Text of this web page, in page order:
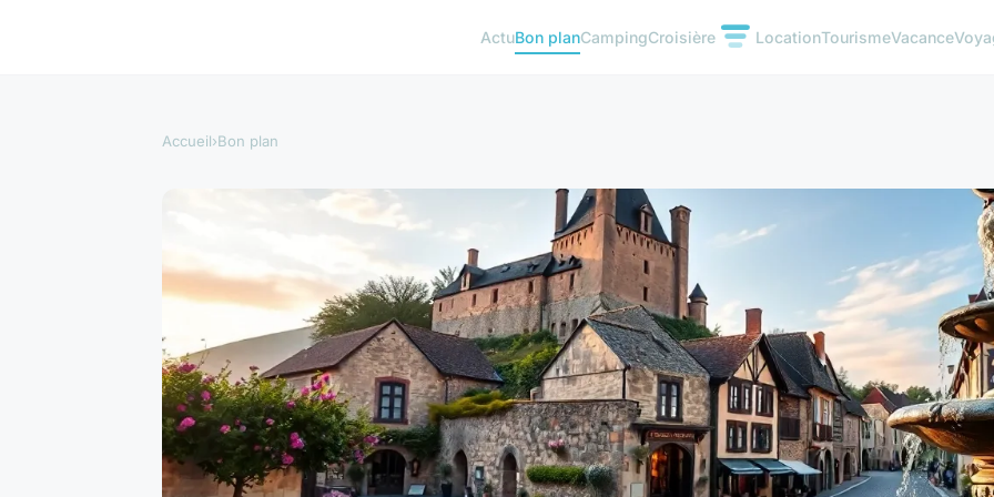
ActuBon planCampingCroisière LocationTourismeVacance
Accueil›Bon plan